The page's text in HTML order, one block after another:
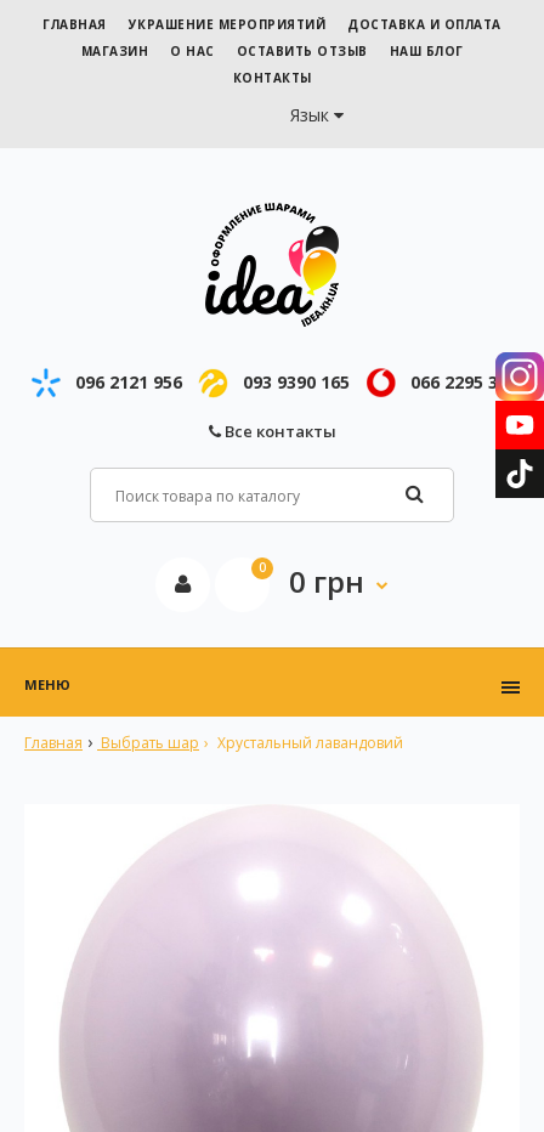
ГЛАВНАЯ УКРАШЕНИЕ МЕРОПРИЯТИЙ
ДОСТАВКА И ОПЛАТА
МАГАЗИН
О НАС ОСТАВИТЬ ОТЗЫВ
НАШ БЛОГ
КОНТАКТЫ
Язык
096 2121 956 093 9390 165 066 2295 343
Все контакты
0 0 грн
МЕНЮ
Главная Выбрать шар Хрустальный лавандовий